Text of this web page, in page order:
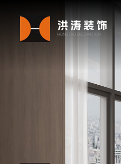
洪涛装饰
HONGTAO DECORATION